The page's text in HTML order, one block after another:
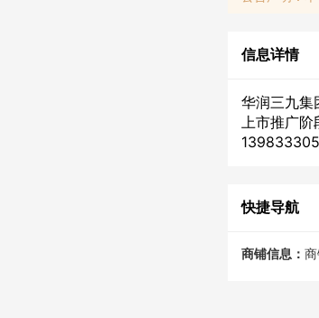
信息详情
华润三九集
上市推广阶
快捷导航
商铺信息：